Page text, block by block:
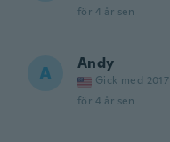
för 4 år sen
A Andy
Gick med 2017
för 4 år sen